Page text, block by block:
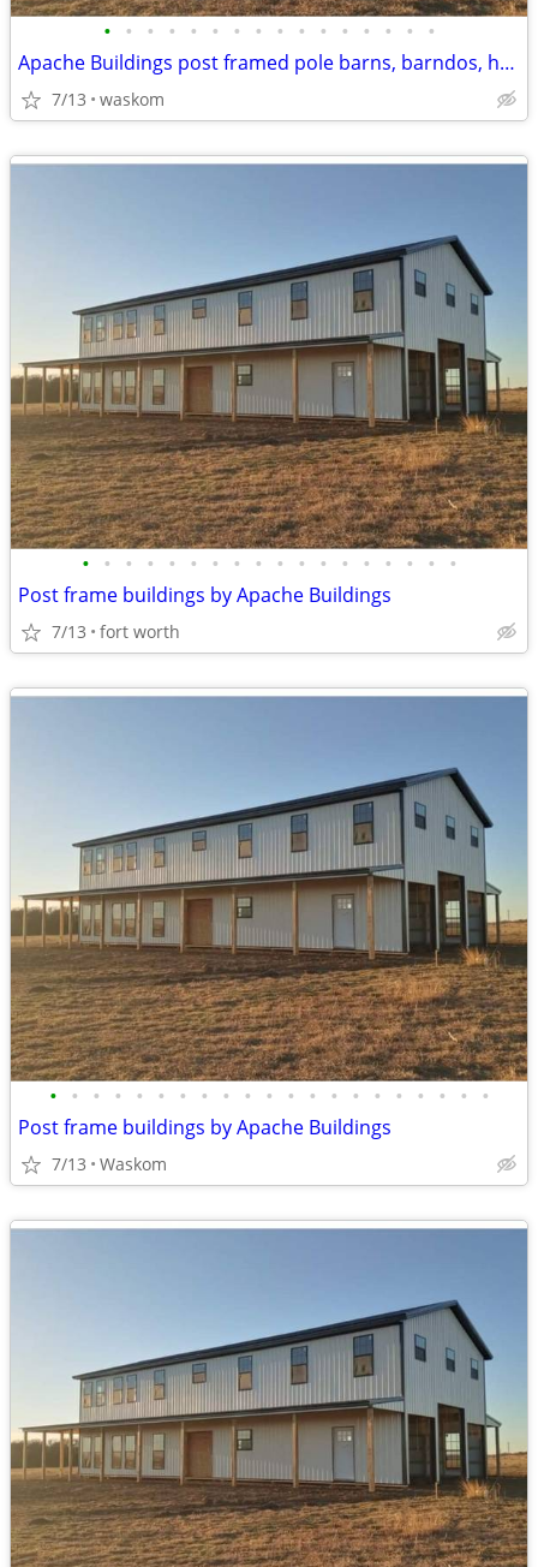
• • • • • • • • • • • • • • • •
Apache Buildings post framed pole barns, barndos, hay barns
7/13 waskom
• • • • • • • • • • • • • • • • • •
Post frame buildings by Apache Buildings
7/13 fort worth
• • • • • • • • • • • • • • • • • • • • •
Post frame buildings by Apache Buildings
7/13 Waskom